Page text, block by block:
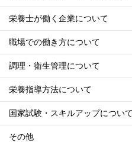
栄養士が働く企業について
職場での働き方について
調理・衛生管理について
栄養指導方法について
国家試験・スキルアップについて
その他